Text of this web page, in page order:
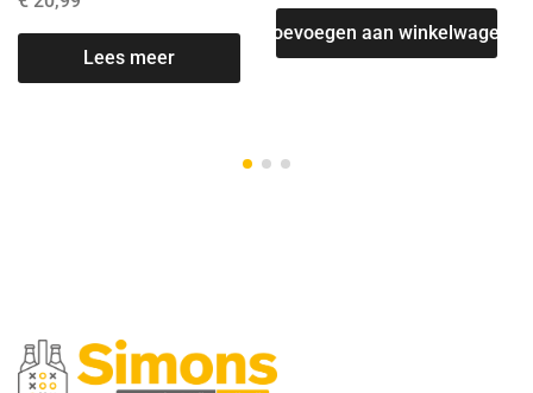
Lees meer
Toevoegen aan winkelwagen